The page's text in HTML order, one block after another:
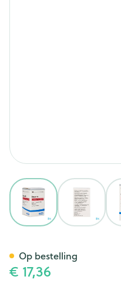
View larger image
View
€ 17,36
Op bestelling